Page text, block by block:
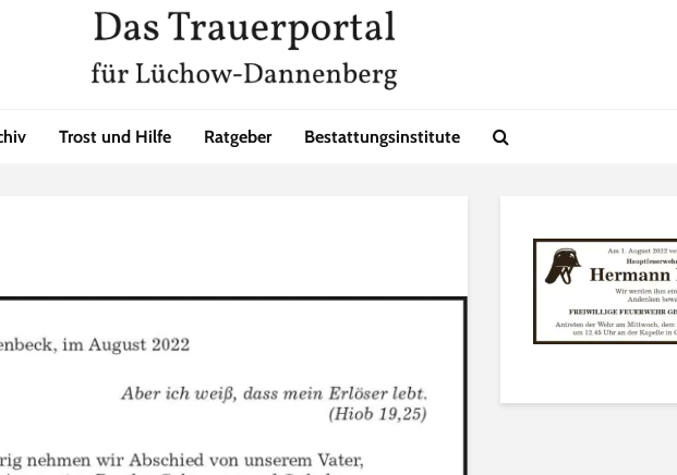
Trost und Hilfe Ratgeber Bestattungsinstitute